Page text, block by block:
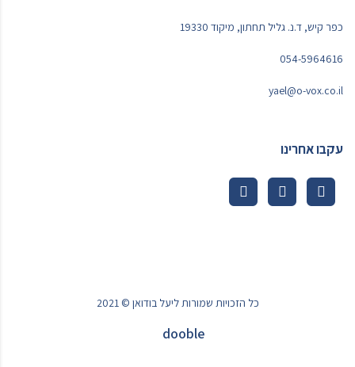
כפר קיש, ד.נ. גליל תחתון, מיקוד 19330
054-5964616
yael@o-vox.co.il
עקבו אחרינו
כל הזכויות שמורות ליעל בודואן © 2021
dooble